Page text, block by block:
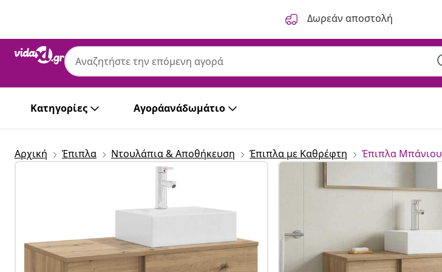
Δωρεάν αποστολή
Κατηγορίες Αγοράανάδωμάτιο
Αρχική Έπιπλα Ντουλάπια & Αποθήκευση Έπιπλα με Καθρέφτη Έπιπλα Μπάνιου